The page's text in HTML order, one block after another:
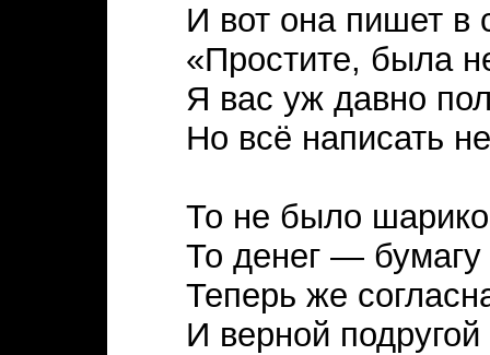
И вот она пишет в
«Простите, была
Я вас уж давно
Но всё написать
То не было
То денег — бумагу
Теперь же
И верной